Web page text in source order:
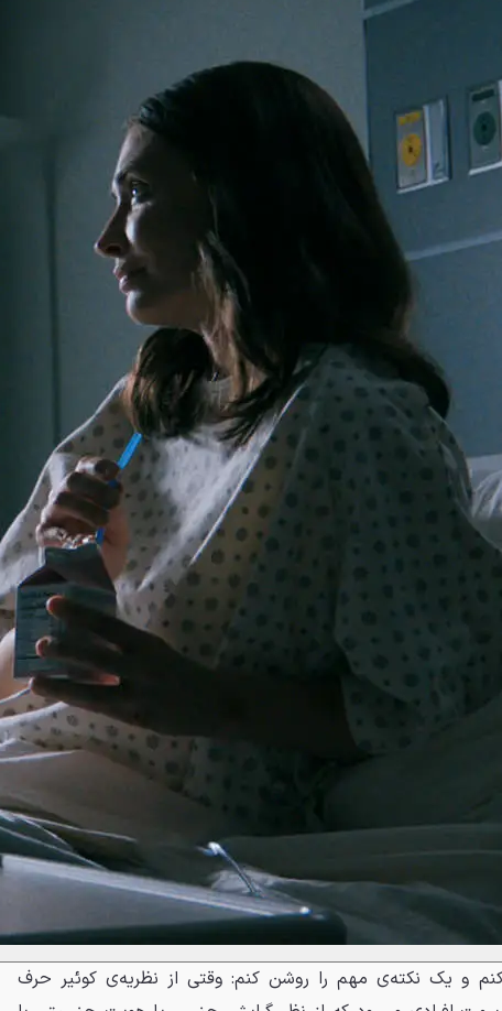
کنم و یک نکته‌ی مهم را روشن کنم: وقتی از نظریه‌ی کوئیر حرف